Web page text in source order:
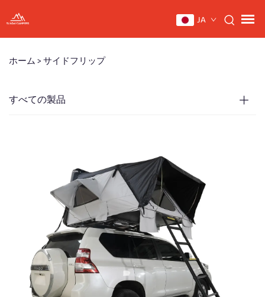
JA
ホーム >サイドフリップ
すべての製品